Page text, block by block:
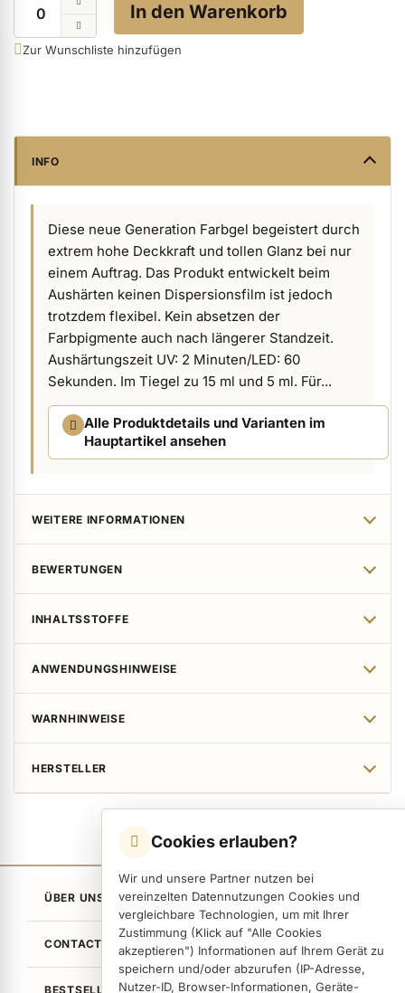
Cookies erlauben?
Wir und unsere Partner nutzen bei
vereinzelten Datennutzungen Cookies und
vergleichbare Technologien, um mit Ihrer
Zustimmung (Klick auf "Alle Cookies
akzeptieren") Informationen auf Ihrem Gerät zu
speichern und/oder abzurufen (IP-Adresse,
Nutzer-ID, Browser-Informationen, Geräte-
Hand- & Körperpflege anzeigen
Kundenpräsente anzeigen
In den Warenkorb
Zur Wunschliste hinzufügen
INFO
Diese neue Generation Farbgel begeistert durch
extrem hohe Deckkraft und tollen Glanz bei nur
einem Auftrag. Das Produkt entwickelt beim
Aushärten keinen Dispersionsfilm ist jedoch
trotzdem flexibel. Kein absetzen der
Farbpigmente auch nach längerer Standzeit.
Aushärtungszeit UV: 2 Minuten/LED: 60
Sekunden. Im Tiegel zu 15 ml und 5 ml. Für...
Alle Produktdetails und Varianten im
Hauptartikel ansehen
WEITERE INFORMATIONEN
BEWERTUNGEN
INHALTSSTOFFE
ANWENDUNGSHINWEISE
WARNHINWEISE
HERSTELLER
ÜBER UNS
CONTACT
BESTSELLER